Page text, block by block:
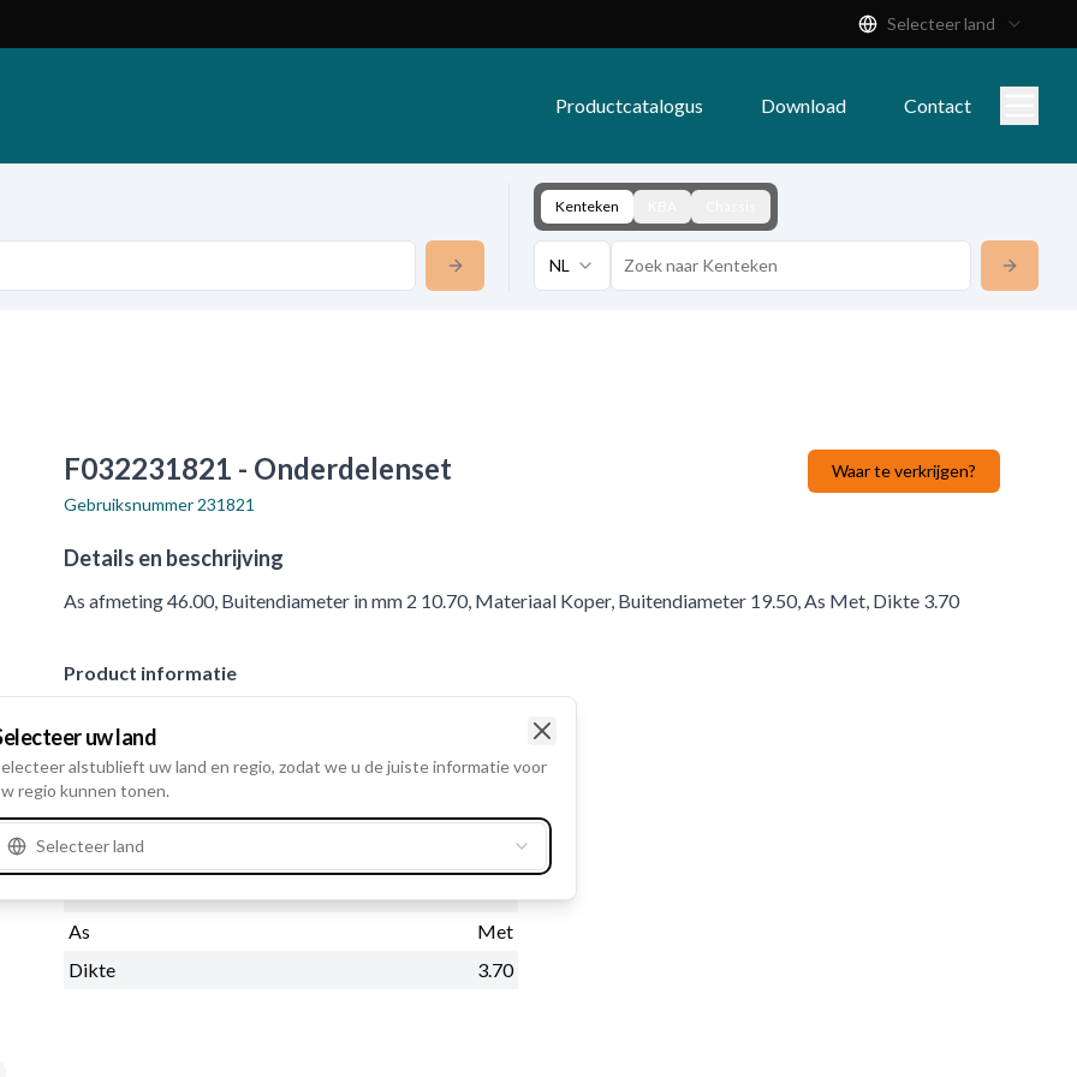
Selecteer land
Productcatalogus Download Contact
Kenteken
NL
F032231821 - Onderdelenset
Waar te verkrijgen?
Gebruiksnummer 231821
Details en beschrijving
As afmeting 46.00, Buitendiameter in mm 2 10.70, Materiaal Koper, Buitendiameter 19.50, As Met, Dikte 3.70
Product informatie
Fysieke informatie
As afmeting
46.00
Buitendiameter in mm 2
10.70
Materiaal
As
Met
Dikte
3.70
uw land
alstublieft uw land en regio, zodat we u de juiste informatie voor
regio kunnen tonen.
Selecteer land